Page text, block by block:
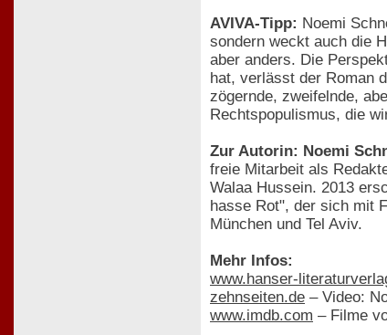
AVIVA-Tipp: Noemi
sondern weckt auch die
aber anders. Die
hat, verlässt der Roman
zögernde, zweifelnde,
Rechtspopulismus, die
Zur Autorin: Noemi
freie Mitarbeit als
Walaa Hussein. 2013
hasse Rot", der sich mit
München und Tel Aviv.
Mehr Infos:
www.hanser-
zehnseiten.de – Video:
www.imdb.com – Filme